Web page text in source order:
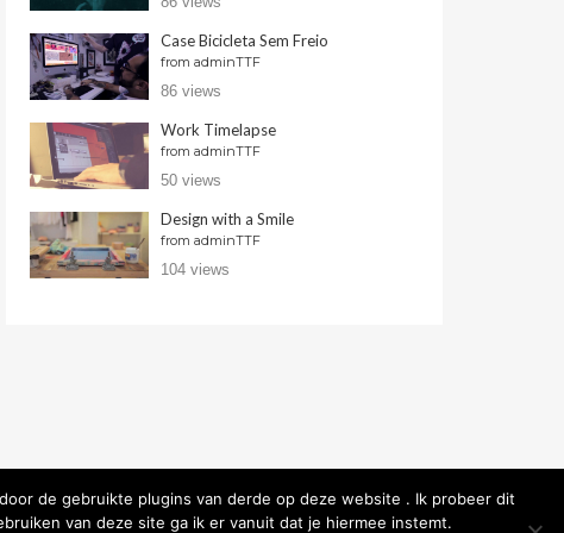
Case Bicicleta Sem Freio
from adminTTF
86 views
Work Timelapse
from adminTTF
50 views
Design with a Smile
from adminTTF
104 views
de gebruikte plugins van derde op deze website . Ik probeer dit
van deze site ga ik er vanuit dat je hiermee instemt.